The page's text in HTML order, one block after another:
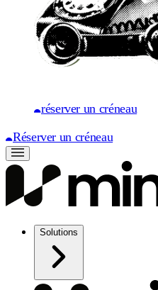
réserver un créneau
Réserver un créneau
Solutions